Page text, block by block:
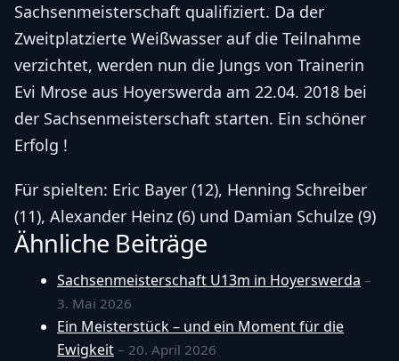
Sachsenmeisterschaft qualifiziert. Da der
Zweitplatzierte Weißwasser auf die Teilnahme
verzichtet, werden nun die Jungs von Trainerin
Evi Mrose aus Hoyerswerda am 22.04. 2018 bei
der Sachsenmeisterschaft starten. Ein schöner
Erfolg !
Für spielten: Eric Bayer (12), Henning Schreiber
(11), Alexander Heinz (6) und Damian Schulze (9)
Ähnliche Beiträge
Sachsenmeisterschaft U13m in Hoyerswerda –
3. Mai 2026
Ein Meisterstück – und ein Moment für die
Ewigkeit – 20. April 2026